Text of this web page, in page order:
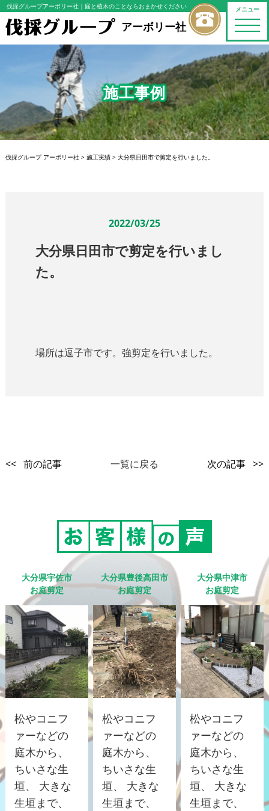
メニュー
toggle
伐採グループアーボリー社｜庭と植木のことならおまかせください
アーボリー社
施工事例
伐採グループ アーボリー社> 施工実績> 大分県日田市で剪定を行いました。
2022/03/25
大分県日田市で剪定を行いまし
た。
場所は逗子市です。強剪定を行いました。
<< 前の記事 一覧に戻る 次の記事 >>
大分県宇佐市
お庭剪定
松やコニフ
ァーなどの
庭木から、
ちいさな生
垣、 大きな
生垣まで、
大分県豊後高田市
お庭剪定
松やコニフ
ァーなどの
庭木から、
ちいさな生
垣、 大きな
生垣まで、
大分県中津市
お庭剪定
松やコニフ
ァーなどの
庭木から、
ちいさな生
垣、 大きな
生垣まで、